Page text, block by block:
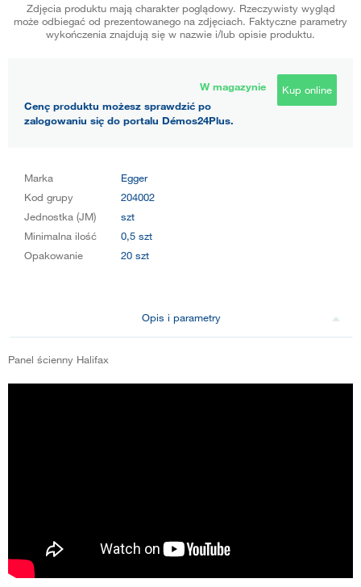
Zdjęcia produktu mają charakter poglądowy. Rzeczywisty wygląd
może odbiegać od prezentowanego na zdjęciach. Faktyczne parametry
wykończenia znajdują się w nazwie i/lub opisie produktu.
W magazynie
Cenę produktu możesz sprawdzić po
zalogowaniu się do portalu Démos24Plus.
Kup online
Marka
Egger
Kod grupy
204002
Jednostka (JM)
szt
Minimalna ilość
0,5 szt
Opakowanie
20 szt
Opis i parametry
Panel ścienny Halifax